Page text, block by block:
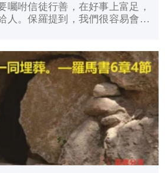
囑咐信徒行善，在好事上富足，
人。保羅提到，我們很容易會變
活是富足或匱乏，只要樂於與
一切，就能經歷因慷慨好施所帶
以透過以下連結，看到今天的